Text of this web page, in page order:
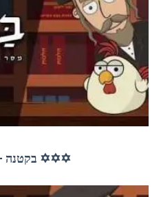
✡✡✡ בקטנה – פרשת מטות לילדים ✡✡✡